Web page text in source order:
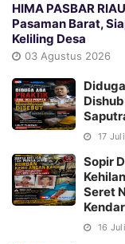
HIMA PASBAR
Pasaman Barat,
Keliling Desa
03 Agustus 2026
17
Sopir
Seret
16